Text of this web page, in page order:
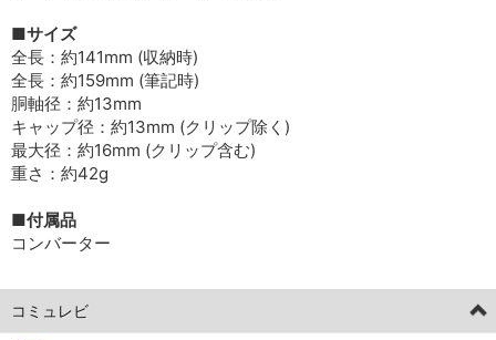
■サイズ
全長：約141mm (収納時)
全長：約159mm (筆記時)
胴軸径：約13mm
キャップ径：約13mm (クリップ除く)
最大径：約16mm (クリップ含む)
重さ：約42g
■付属品
コンバーター
コミュレビ